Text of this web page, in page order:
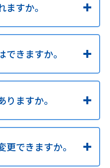
すか。
きますか。
ますか。
できますか。